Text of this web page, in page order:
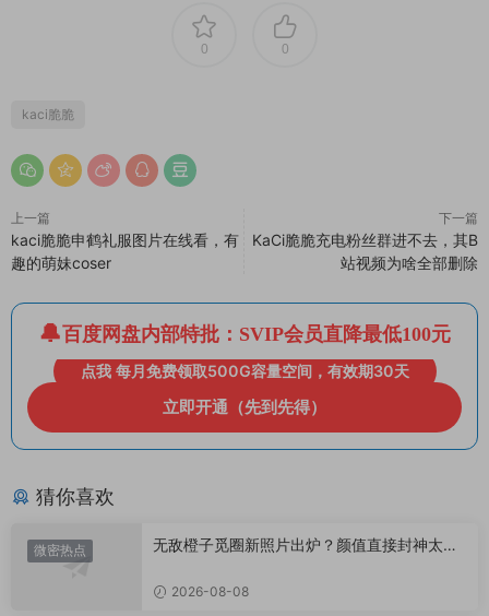
0 0
kaci脆脆
上一篇
kaci脆脆申鹤礼服图片在线看，有
趣的萌妹coser
下一篇
KaCi脆脆充电粉丝群进不去，其B
站视频为啥全部删除
百度网盘内部特批：SVIP会员直降最低100元
点我 每月免费领取500G容量空间，有效期30天
立即开通（先到先得）
猜你喜欢
微密热点
无敌橙子觅圈新照片出炉？颜值直接封神太惊
2026-08-08